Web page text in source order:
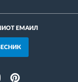
ЕМАИЛ